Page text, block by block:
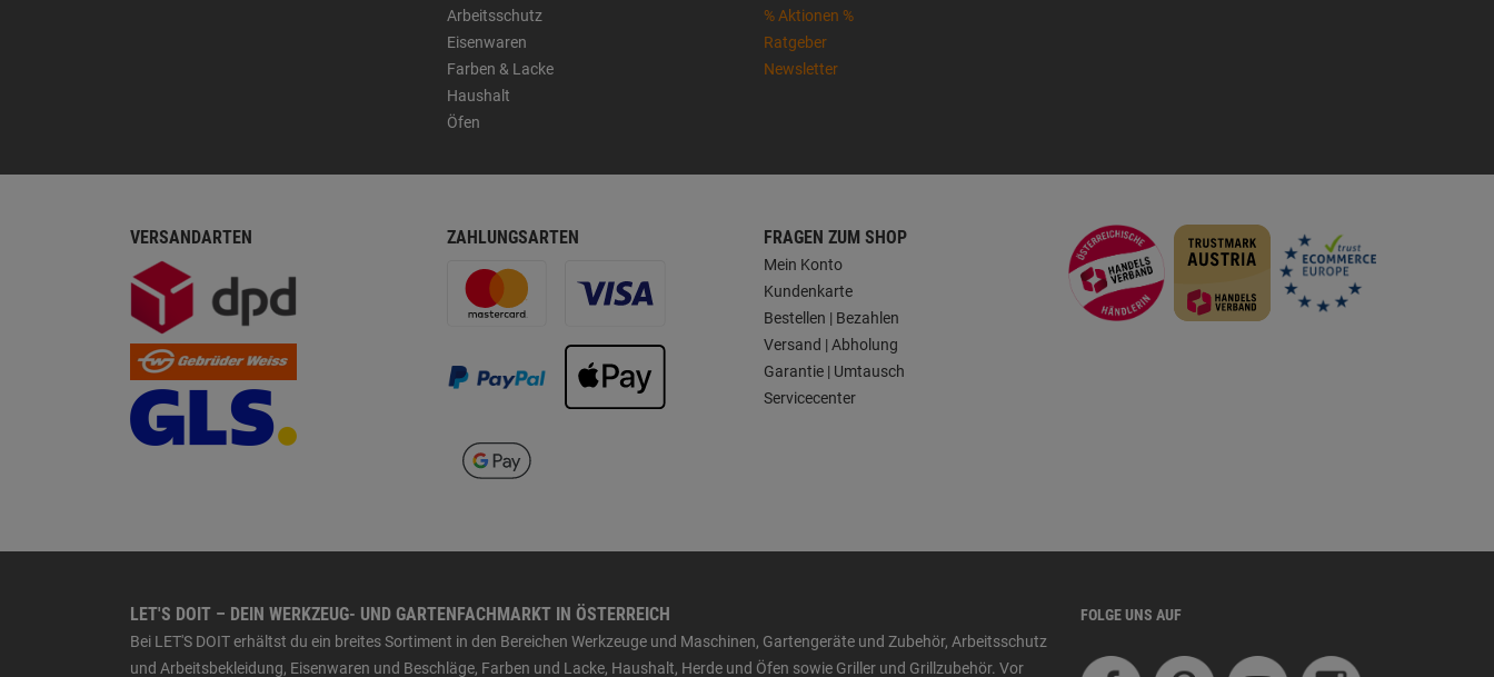
Arbeitsschutz
Eisenwaren
Farben & Lacke
Haushalt
Öfen
% Aktionen %
Ratgeber
Newsletter
VERSANDARTEN ZAHLUNGSARTEN FRAGEN ZUM SHOP
Mein Konto
Kundenkarte
Bestellen | Bezahlen
Versand | Abholung
Garantie | Umtausch
Servicecenter
LET'S DOIT – DEIN WERKZEUG- UND GARTENFACHMARKT IN ÖSTERREICH
Bei LET'S DOIT erhältst du ein breites Sortiment in den Bereichen Werkzeuge und Maschinen, Gartengeräte und Zubehör, Arbeitsschutz
und Arbeitsbekleidung, Eisenwaren und Beschläge, Farben und Lacke, Haushalt, Herde und Öfen sowie Griller und Grillzubehör. Vor
FOLGE UNS AUF